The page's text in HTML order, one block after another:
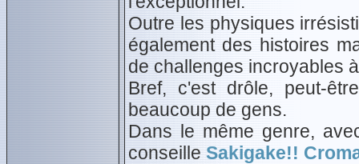
Outre les physiques
également des histoires
de challenges incroyables
Bref, c'est drôle, peut-
beaucoup de gens.
Dans le même genre,
conseille Sakigake!!